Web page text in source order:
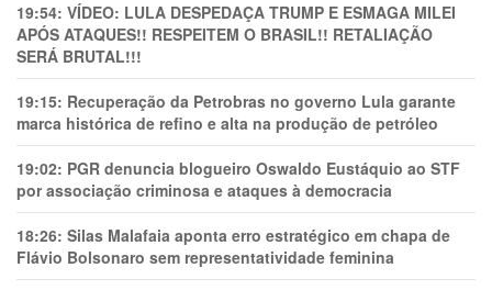
19:54: VÍDEO: LULA DESPEDAÇA TRUMP E ESMAGA MILEI
APÓS ATAQUES!! RESPEITEM O BRASIL!! RETALIAÇÃO
SERÁ BRUTAL!!!
19:15: Recuperação da Petrobras no governo Lula garante
marca histórica de refino e alta na produção de petróleo
19:02: PGR denuncia blogueiro Oswaldo Eustáquio ao STF
por associação criminosa e ataques à democracia
18:26: Silas Malafaia aponta erro estratégico em chapa de
Flávio Bolsonaro sem representatividade feminina